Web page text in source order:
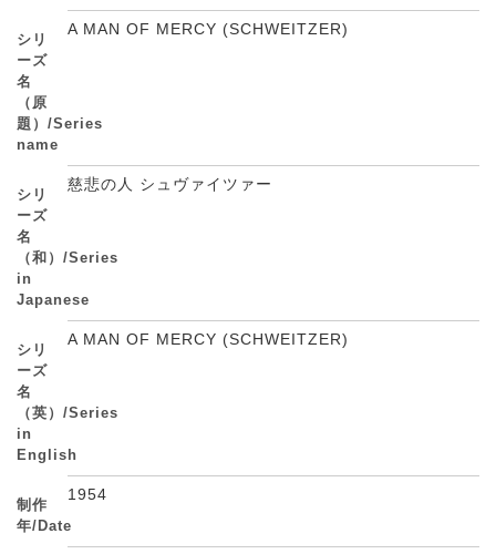
シリ
ーズ
名
（原
題）/Series
name
A MAN OF MERCY (SCHWEITZER)
シリ
ーズ
名
（和）/Series
in
Japanese
慈悲の人 シュヴァイツァー
シリ
ーズ
名
（英）/Series
in
English
A MAN OF MERCY (SCHWEITZER)
制作
年/Date
1954